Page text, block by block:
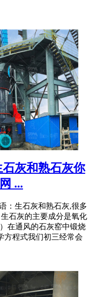
灰和熟石灰你
...
：生石灰和熟石灰,很多
石灰的主要成分是氧化
在通风的石灰窑中锻烧
方程式我们初三经常会